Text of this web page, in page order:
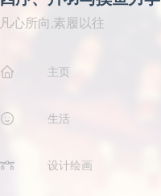
凡心所向,素履以往
主页
生活
设计绘画